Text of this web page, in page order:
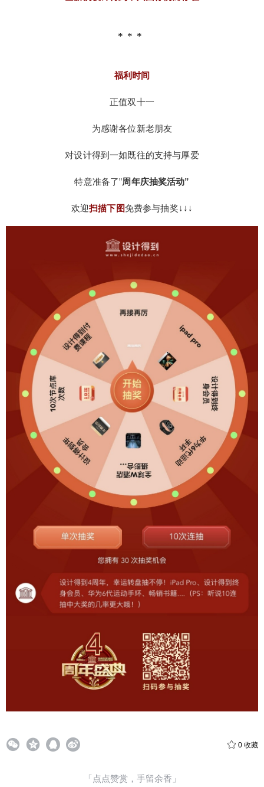
福利时间
正值双十一
为感谢各位新老朋友
对设计得到一如既往的支持与厚爱
特意准备了”周年庆抽奖活动”
欢迎扫描下图免费参与抽奖↓↓↓
0 收藏
「点点赞赏，手留余香」